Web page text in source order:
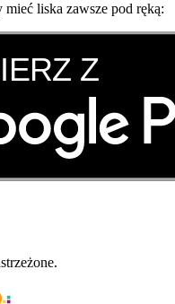
liska zawsze pod ręką: